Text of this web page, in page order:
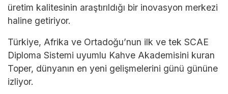
üretim kalitesinin araştırıldığı bir inovasyon merkezi
haline getiriyor.
Türkiye, Afrika ve Ortadoğu’nun ilk ve tek SCAE
Diploma Sistemi uyumlu Kahve Akademisini kuran
Toper, dünyanın en yeni gelişmelerini günü gününe
izliyor.